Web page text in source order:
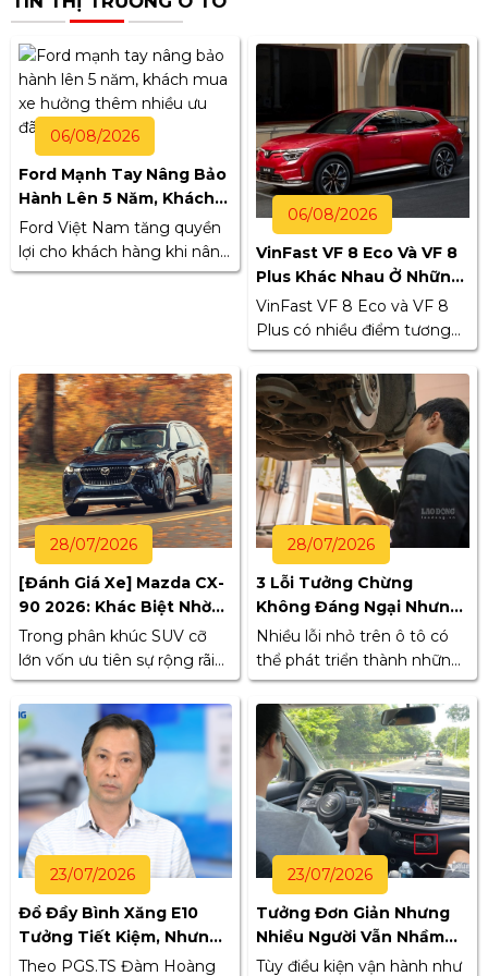
06/08/2026
Ford Mạnh Tay Nâng Bảo
Hành Lên 5 Năm, Khách
Mua Xe Hưởng Thêm
Nhiều Ưu Đãi
Ford Việt Nam tăng quyền
lợi cho khách hàng khi nâng
thời hạn bảo hành của
triển khai chương trình hỗ
trợ lãi suất 0% và giảm giá
cho một số phiên bản
trong tháng 8/2026.
06/08/2026
VinFast VF 8 Eco Và VF 8
Plus Khác Nhau Ở Những
Điểm Nào?
VinFast VF 8 Eco và VF 8
Plus có nhiều điểm tương
đồng nhưng khác biệt về
vận hành, trang bị và tiện
nghi. Việc tìm hiểu những
điểm khác nhau giữa hai
phiên bản sẽ giúp người
dùng lựa chọn mẫu xe phù
hợp với nhu cầu sử dụng và
khả năng tài chính.
28/07/2026
[Đánh Giá Xe] Mazda CX-
90 2026: Khác Biệt Nhờ
Động Cơ I6 Và Nền Tảng
Dẫn Động Cầu Sau
Trong phân khúc SUV cỡ
lớn vốn ưu tiên sự rộng rãi
và tính thực dụng, Mazda
CX-90 2026 lựa chọn hướng
đi riêng với thiết kế đặc
trưng cùng cấu hình vận
hành khác biệt so với phần
lớn đối thủ trong cùng tầm
giá.
28/07/2026
3 Lỗi Tưởng Chừng
Không Đáng Ngại Nhưng
Có Thể Khiến Ô Tô Mất
An Toàn
Nhiều lỗi nhỏ trên ô tô có
thể phát triển thành những
hư hỏng nghiêm trọng nếu
chủ xe chủ quan. Việc kiểm
tra và xử lý sớm sẽ giúp
giảm nguy cơ mất phanh,
nổ lốp hoặc cháy xe.
23/07/2026
Đổ Đầy Bình Xăng E10
Tưởng Tiết Kiệm, Nhưng
Có Thể Phản Tác Dụng
Theo PGS.TS Đàm Hoàng
23/07/2026
Tưởng Đơn Giản Nhưng
Nhiều Người Vẫn Nhầm
Giữa Lấy Gió Trong Và Gió
Tùy điều kiện vận hành như